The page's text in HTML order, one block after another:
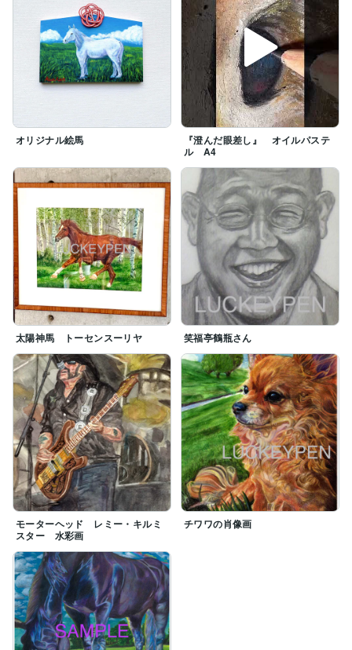
オリジナル絵馬
『澄んだ眼差し』 オイルパステ
ル A4
太陽神馬 トーセンスーリヤ 笑福亭鶴瓶さん
モーターヘッド レミー・キルミ
スター 水彩画
チワワの肖像画